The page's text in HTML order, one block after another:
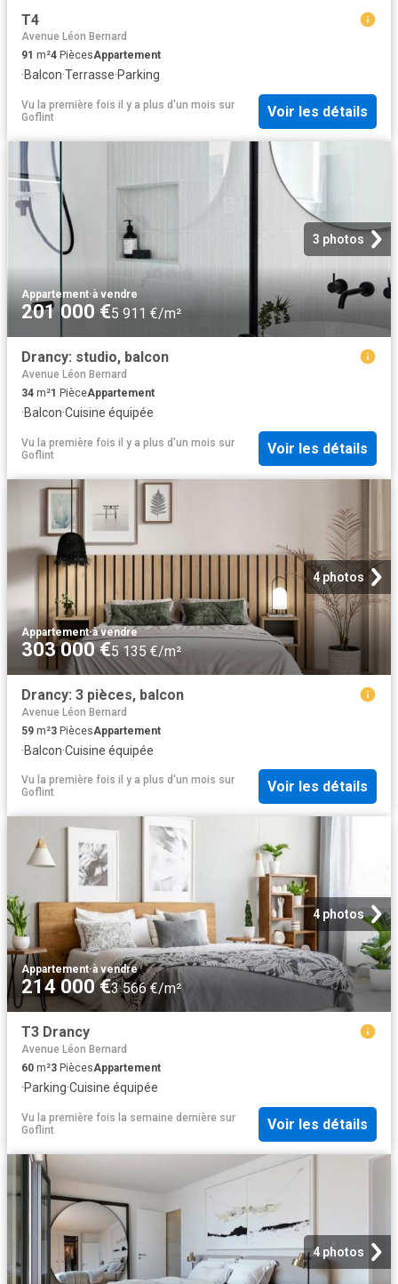
T4
Avenue Léon Bernard
91 m²4 PiècesAppartement
·Balcon·Terrasse·Parking
Vu la première fois il y a plus d'un mois sur
Goflint
Voir les détails
3 photos
Appartement·à vendre
201 000 €5 911 €/m²
Drancy: studio, balcon
Avenue Léon Bernard
34 m²1 PièceAppartement
·Balcon·Cuisine équipée
Vu la première fois il y a plus d'un mois sur
Goflint
Voir les détails
4 photos
Appartement·à vendre
303 000 €5 135 €/m²
Drancy: 3 pièces, balcon
Avenue Léon Bernard
59 m²3 PiècesAppartement
·Balcon·Cuisine équipée
Vu la première fois il y a plus d'un mois sur
Goflint
Voir les détails
4 photos
Appartement·à vendre
214 000 €3 566 €/m²
T3 Drancy
Avenue Léon Bernard
60 m²3 PiècesAppartement
·Parking·Cuisine équipée
Vu la première fois la semaine dernière sur
Goflint
Voir les détails
4 photos